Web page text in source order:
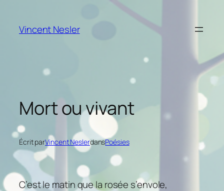
contenu
Vincent Nesler
Mort ou vivant
Écrit parVincent NeslerdansPoésies
C’est le matin que la rosée s’envole,